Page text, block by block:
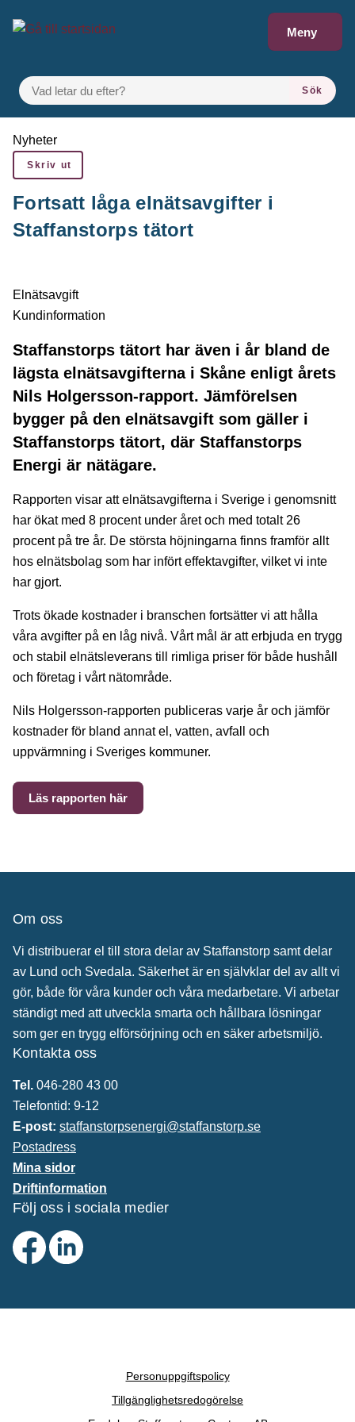
till innehåll
Meny
VAD LETAR DU EFTER?
Sök
Du är här:
Nyheter
Skriv ut
Fortsatt låga elnätsavgifter i
Staffanstorps tätort
Elnätsavgift
Kundinformation
Staffanstorps tätort har även i år bland de
lägsta elnätsavgifterna i Skåne enligt årets
Nils Holgersson-rapport. Jämförelsen
bygger på den elnätsavgift som gäller i
Staffanstorps tätort, där Staffanstorps
Energi är nätägare.
Rapporten visar att elnätsavgifterna i Sverige i genomsnitt
har ökat med 8 procent under året och med totalt 26
procent på tre år. De största höjningarna finns framför allt
hos elnätsbolag som har infört effektavgifter, vilket vi inte
har gjort.
Trots ökade kostnader i branschen fortsätter vi att hålla
våra avgifter på en låg nivå. Vårt mål är att erbjuda en trygg
och stabil elnätsleverans till rimliga priser för både hushåll
och företag i vårt nätområde.
Nils Holgersson-rapporten publiceras varje år och jämför
kostnader för bland annat el, vatten, avfall och
uppvärmning i Sveriges kommuner.
Läs rapporten här
Om oss
Vi distribuerar el till stora delar av Staffanstorp samt delar
av Lund och Svedala. Säkerhet är en självklar del av allt vi
gör, både för våra kunder och våra medarbetare. Vi arbetar
ständigt med att utveckla smarta och hållbara lösningar
som ger en trygg elförsörjning och en säker arbetsmiljö.
Kontakta oss
Tel. 046-280 43 00
Telefontid: 9-12
E-post: staffanstorpsenergi@staffanstorp.se
Postadress
Mina sidor
Driftinformation
Följ oss i sociala medier
Personuppgiftspolicy
Tillgänglighetsredogörelse